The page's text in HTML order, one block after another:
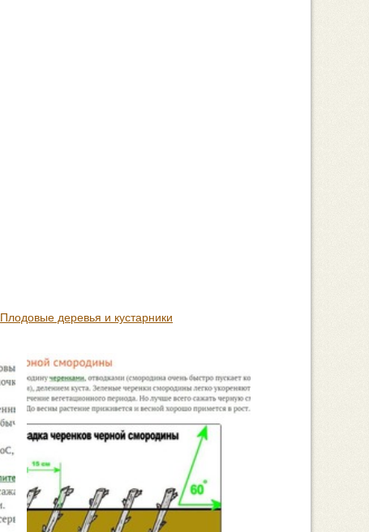
Плодовые деревья и кустарники